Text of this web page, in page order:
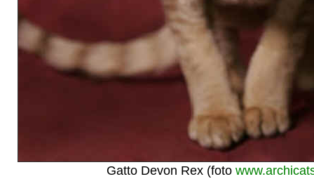
Gatto Devon Rex (foto